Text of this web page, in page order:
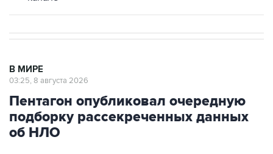
Пентагон опубликовал очередную
подборку рассекреченных данных
об НЛО
Москва. 8 августа. INTERFAX.RU - Пентагон